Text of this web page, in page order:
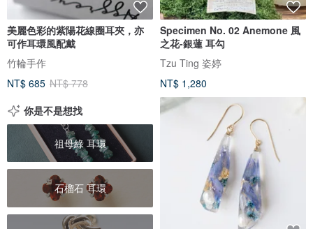
美麗色彩的紫陽花線圈耳夾，亦
可作耳環風配戴
竹輪手作
NT$ 685 NT$ 778
Specimen No. 02 Anemone 風
之花-銀蓮 耳勾
Tzu Ting 姿婷
NT$ 1,280
你是不是想找
祖母綠 耳環
石榴石 耳環